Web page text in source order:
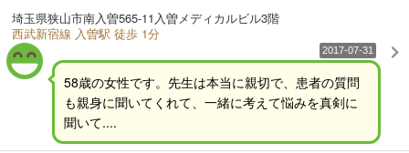
埼玉県狭山市南入曽565-11入曽メディカルビル3階
西武新宿線 入曽駅 徒歩 1分
2017-07-31
58歳の女性です。先生は本当に親切で、患者の質問
も親身に聞いてくれて、一緒に考えて悩みを真剣に
聞いて....